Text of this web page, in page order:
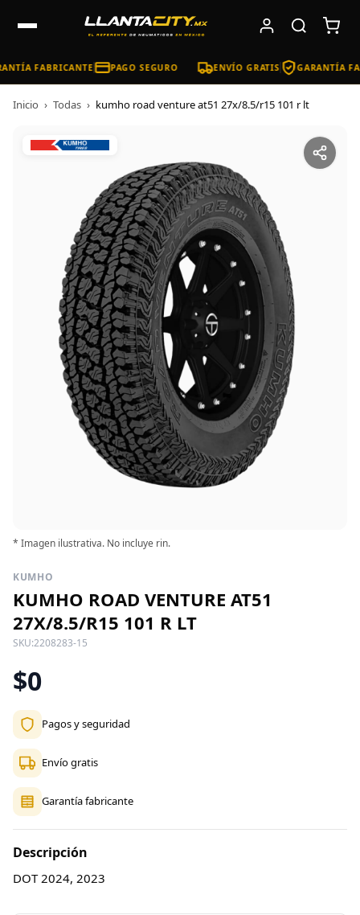
FABRICANTE PAGO SEGURO ENVÍO GRATIS GARANTÍA
Inicio › Todas › kumho road venture at51 27x/8.5/r15 101 r lt
* Imagen ilustrativa. No incluye rin.
KUMHO
KUMHO ROAD VENTURE AT51
27X/8.5/R15 101 R LT
SKU:2208283-15
$0
Pagos y seguridad
Envío gratis
Garantía fabricante
Descripción
DOT 2024, 2023